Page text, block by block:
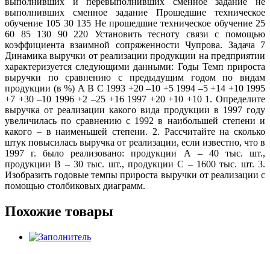
выполнивших сменное задание Прошедшие техническое
обучение 105 30 135 Не прошедшие техническое обучение 25
60 85 130 90 220 Установить тесноту связи с помощью
коэффициента взаимной сопряженности Чупрова. Задача 7
Динамика выручки от реализации продукции на предприятии
характеризуется следующими данными: Годы Темп прироста
выручки по сравнению с предыдущим годом по видам
продукции (в %) А В С 1993 +20 –10 +5 1994 –5 +14 +10 1995
+7 +30 –10 1996 +2 –25 +16 1997 +20 +10 +10 1. Определите
выручка от реализации какого вида продукции в 1997 году
увеличилась по сравнению с 1992 в наибольшей степени и
какого – в наименьшей степени. 2. Рассчитайте на сколько
штук повысилась выручка от реализации, если известно, что в
1997 г. было реализовано: продукции А – 40 тыс. шт.,
продукции В – 30 тыс. шт., продукции С – 1600 тыс. шт. 3.
Изобразить годовые темпы прироста выручки от реализации с
помощью столбиковых диаграмм.
Похожие товары